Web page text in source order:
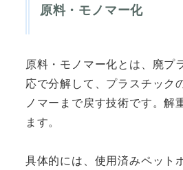
原料・モノマー化
原料・モノマー化とは、廃プ
応で分解して、プラスチック
ノマーまで戻す技術です。解
ます。
具体的には、使用済みペット